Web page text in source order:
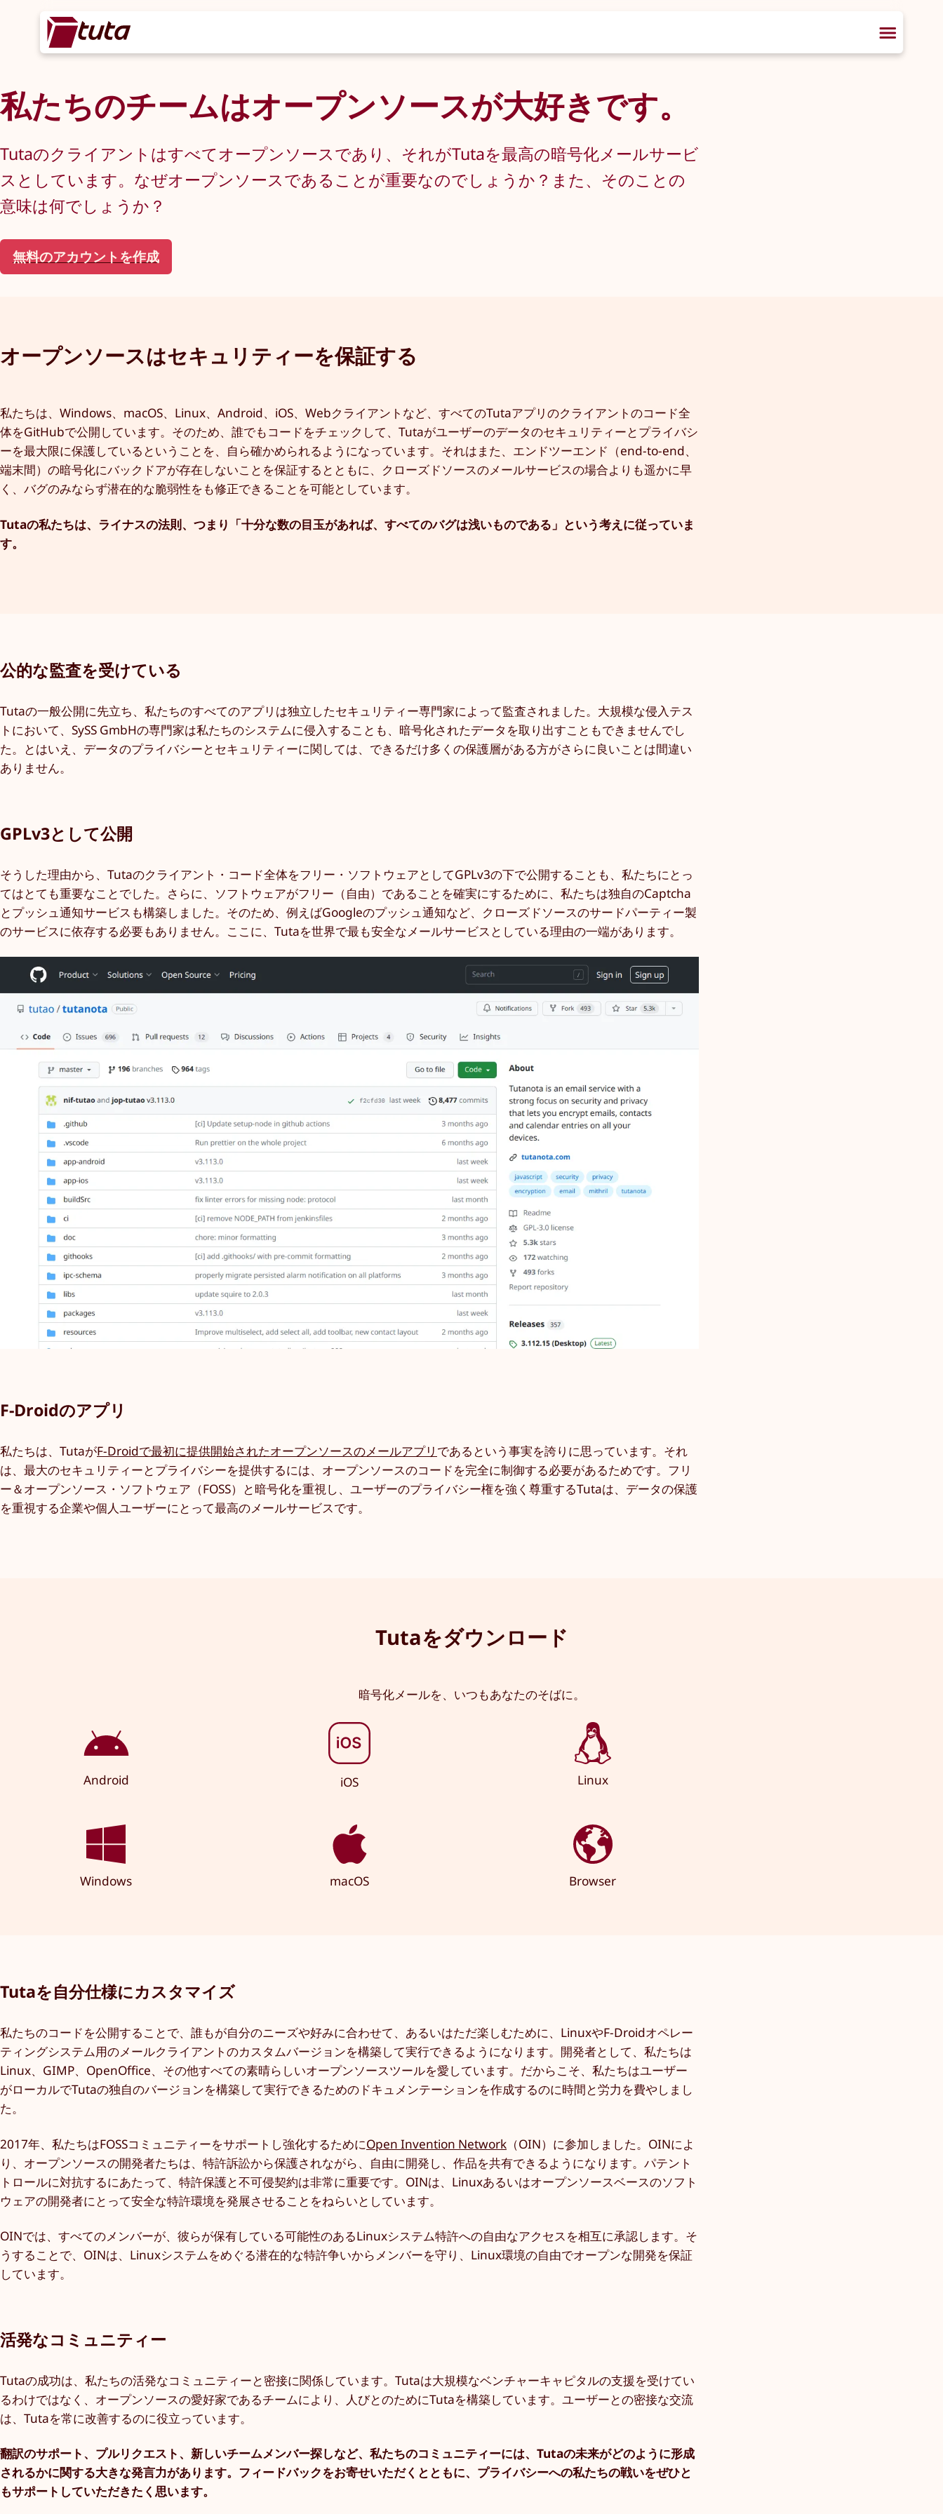
私たちのチームはオープンソースが大好きです。
Tutaのクライアントはすべてオープンソースであり、それがTutaを最高の暗号化メールサービ
スとしています。なぜオープンソースであることが重要なのでしょうか？また、そのことの
意味は何でしょうか？
無料のアカウントを作成
オープンソースはセキュリティーを保証する
私たちは、Windows、macOS、Linux、Android、iOS、Webクライアントなど、すべてのTutaアプリのクライアントのコード全
体をGitHubで公開しています。そのため、誰でもコードをチェックして、Tutaがユーザーのデータのセキュリティーとプライバシ
ーを最大限に保護しているということを、自ら確かめられるようになっています。それはまた、エンドツーエンド（end-to-end、
端末間）の暗号化にバックドアが存在しないことを保証するとともに、クローズドソースのメールサービスの場合よりも遥かに早
く、バグのみならず潜在的な脆弱性をも修正できることを可能としています。
Tutaの私たちは、ライナスの法則、つまり「十分な数の目玉があれば、すべてのバグは浅いものである」という考えに従っていま
す。
公的な監査を受けている
Tutaの一般公開に先立ち、私たちのすべてのアプリは独立したセキュリティー専門家によって監査されました。大規模な侵入テス
トにおいて、SySS GmbHの専門家は私たちのシステムに侵入することも、暗号化されたデータを取り出すこともできませんでし
た。とはいえ、データのプライバシーとセキュリティーに関しては、できるだけ多くの保護層がある方がさらに良いことは間違い
ありません。
GPLv3として公開
そうした理由から、Tutaのクライアント・コード全体をフリー・ソフトウェアとしてGPLv3の下で公開することも、私たちにとっ
てはとても重要なことでした。さらに、ソフトウェアがフリー（自由）であることを確実にするために、私たちは独自のCaptcha
とプッシュ通知サービスも構築しました。そのため、例えばGoogleのプッシュ通知など、クローズドソースのサードパーティー製
のサービスに依存する必要もありません。ここに、Tutaを世界で最も安全なメールサービスとしている理由の一端があります。
F-Droidのアプリ
私たちは、TutaがF-Droidで最初に提供開始されたオープンソースのメールアプリ であるという事実を誇りに思っています。それ
は、最大のセキュリティーとプライバシーを提供するには、オープンソースのコードを完全に制御する必要があるためです。フリ
ー＆オープンソース・ソフトウェア（FOSS）と暗号化を重視し、ユーザーのプライバシー権を強く尊重するTutaは、データの保護
を重視する企業や個人ユーザーにとって最高のメールサービスです。
Tutaをダウンロード
暗号化メールを、いつもあなたのそばに。
Android iOS Linux
Windows macOS Browser
Tutaを自分仕様にカスタマイズ
私たちのコードを公開することで、誰もが自分のニーズや好みに合わせて、あるいはただ楽しむために、LinuxやF-Droidオペレー
ティングシステム用のメールクライアントのカスタムバージョンを構築して実行できるようになります。開発者として、私たちは
Linux、GIMP、OpenOffice、その他すべての素晴らしいオープンソースツールを愛しています。だからこそ、私たちはユーザー
がローカルでTutaの独自のバージョンを構築して実行できるためのドキュメンテーションを作成するのに時間と労力を費やしまし
た。
2017年、私たちはFOSSコミュニティーをサポートし強化するためにOpen Invention Network （OIN）に参加しました。OINによ
り、オープンソースの開発者たちは、特許訴訟から保護されながら、自由に開発し、作品を共有できるようになります。パテント
トロールに対抗するにあたって、特許保護と不可侵契約は非常に重要です。OINは、Linuxあるいはオープンソースベースのソフト
ウェアの開発者にとって安全な特許環境を発展させることをねらいとしています。
OINでは、すべてのメンバーが、彼らが保有している可能性のあるLinuxシステム特許への自由なアクセスを相互に承認します。そ
うすることで、OINは、Linuxシステムをめぐる潜在的な特許争いからメンバーを守り、Linux環境の自由でオープンな開発を保証
しています。
活発なコミュニティー
Tutaの成功は、私たちの活発なコミュニティーと密接に関係しています。Tutaは大規模なベンチャーキャピタルの支援を受けてい
るわけではなく、オープンソースの愛好家であるチームにより、人びとのためにTutaを構築しています。ユーザーとの密接な交流
は、Tutaを常に改善するのに役立っています。
翻訳のサポート、プルリクエスト、新しいチームメンバー探しなど、私たちのコミュニティーには、Tutaの未来がどのように形成
されるかに関する大きな発言力があります。フィードバックをお寄せいただくとともに、プライバシーへの私たちの戦いをぜひと
もサポートしていただきたく思います。